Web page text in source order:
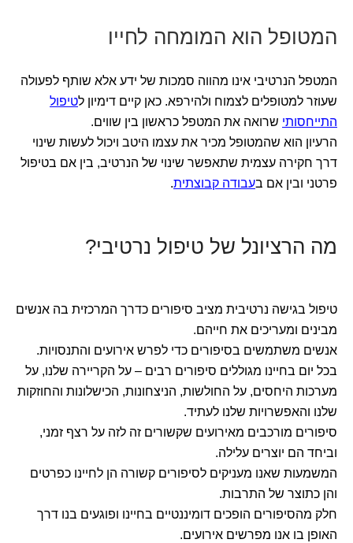
המטופל הוא המומחה לחייו
המטפל הנרטיבי אינו מהווה סמכות של ידע אלא שותף לפעולה
שעוזר למטופלים לצמוח ולהירפא. כאן קיים דימיון לטיפול
התייחסותי שרואה את המטפל כראשון בין שווים.
הרעיון הוא שהמטופל מכיר את עצמו היטב ויכול לעשות שינוי
דרך חקירה עצמית שתאפשר שינוי של הנרטיב, בין אם בטיפול
פרטני ובין אם בעבודה קבוצתית.
מה הרציונל של טיפול נרטיבי?
טיפול בגישה נרטיבית מציב סיפורים כדרך המרכזית בה אנשים
מבינים ומעריכים את חייהם.
אנשים משתמשים בסיפורים כדי לפרש אירועים והתנסויות.
בכל יום בחיינו מגוללים סיפורים רבים – על הקריירה שלנו, על
מערכות היחסים, על החולשות, הניצחונות, הכישלונות והחוזקות
שלנו והאפשרויות שלנו לעתיד.
סיפורים מורכבים מאירועים שקשורים זה לזה על רצף זמני,
וביחד הם יוצרים עלילה.
המשמעות שאנו מעניקים לסיפורים קשורה הן לחיינו כפרטים
והן כתוצר של התרבות.
חלק מהסיפורים הופכים דומיננטיים בחיינו ופוגעים בנו דרך
האופן בו אנו מפרשים אירועים.